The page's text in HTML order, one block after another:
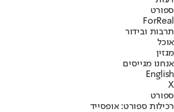
ספורט
ForReal
תרבות ובידור
אוכל
מגזין
אנחנו מגייסים
English
X
ספורט
רכילות ספורט: אופסייד